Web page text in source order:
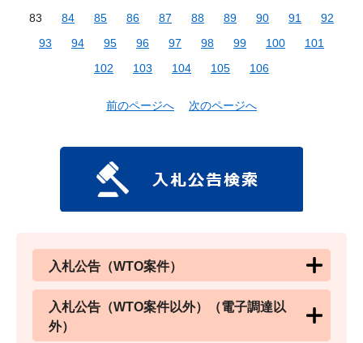
83
84 85 86 87 88 89 90 91
92
93
94 95 96 97 98 99 100
101
102
103 104 105 106
前のページへ 次のページへ
入札公告（WTO案件）
入札公告（WTO案件以外）（電子調達以
外）